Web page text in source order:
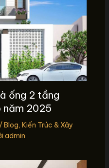
ống 2 tầng
năm 2025
/ Blog, Kiến Trúc & Xây
admin